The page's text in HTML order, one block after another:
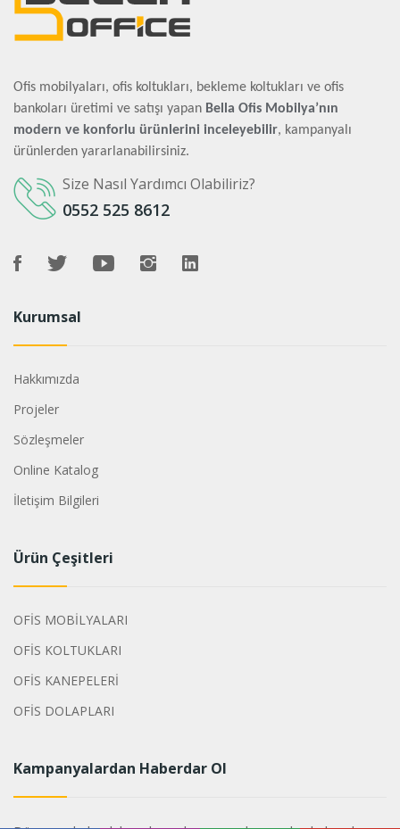
Ofis mobilyaları, ofis koltukları, bekleme koltukları ve ofis
bankoları üretimi ve satışı yapan Bella Ofis Mobilya’nın
modern ve konforlu ürünlerini inceleyebilir, kampanyalı
ürünlerden yararlanabilirsiniz.
Size Nasıl Yardımcı Olabiliriz?
0552 525 8612
Kurumsal
Hakkımızda
Projeler
Sözleşmeler
Online Katalog
İletişim Bilgileri
Ürün Çeşitleri
OFİS MOBİLYALARI
OFİS KOLTUKLARI
OFİS KANEPELERİ
OFİS DOLAPLARI
Kampanyalardan Haberdar Ol